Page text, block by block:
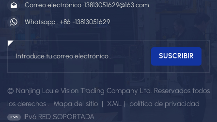
Correo electrónico :13813051629@163.com
Whatsapp : +86 -13813051629
© Nanjing Louie Vision Trading Company Ltd. Reservados todos
los derechos . Mapa del sitio | XML | política de privacidad
IPv6 RED SOPORTADA